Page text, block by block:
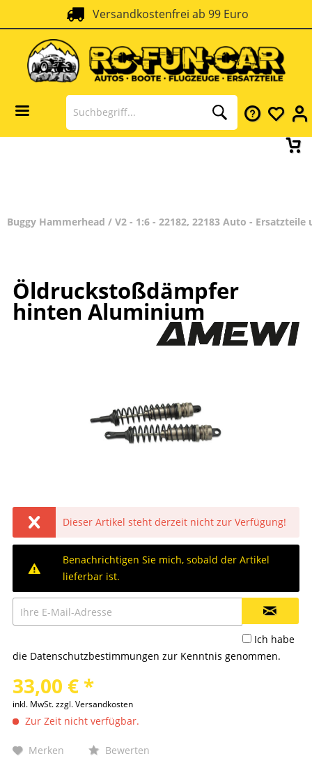
Versandkostenfrei ab 99 Euro
Buggy Hammerhead / V2 - 1:6 - 22182, 22183 Auto - Ersatzteile
Öldruckstoßdämpfer
hinten Aluminium
Dieser Artikel steht derzeit nicht zur Verfügung!
Benachrichtigen Sie mich, sobald der Artikel
lieferbar ist.
Ich habe
die Datenschutzbestimmungen zur Kenntnis genommen.
33,00 € *
inkl. MwSt.zzgl. Versandkosten
Zur Zeit nicht verfügbar.
Merken Bewerten